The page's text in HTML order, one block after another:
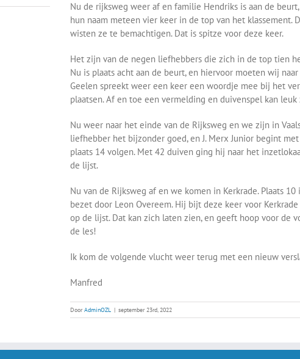
Nu de rijksweg weer af en familie Hendriks is aan de
hun naam meteen vier keer in de top van het klassement.
wisten ze te bemachtigen. Dat is spitze voor deze keer.
Het zijn van de negen liefhebbers die zich in de top tien
Nu is plaats acht aan de beurt, en hiervoor moeten wij
Geelen spreekt weer een keer een woordje mee bij het
plaatsen. Af en toe een vermelding en duivenspel kan leuk
Nu weer naar het einde van de Rijksweg en we zijn in
liefhebber het bijzonder goed, en J. Merx Junior begint
plaats 14 volgen. Met 42 duiven ging hij naar het
de lijst.
Nu van de Rijksweg af en we komen in Kerkrade. Plaats
bezet door Leon Overeem. Hij bijt deze keer voor
op de lijst. Dat kan zich laten zien, en geeft hoop voor de
de les!
Ik kom de volgende vlucht weer terug met een nieuw
Manfred
DoorAdminOZL | september 23rd, 2022